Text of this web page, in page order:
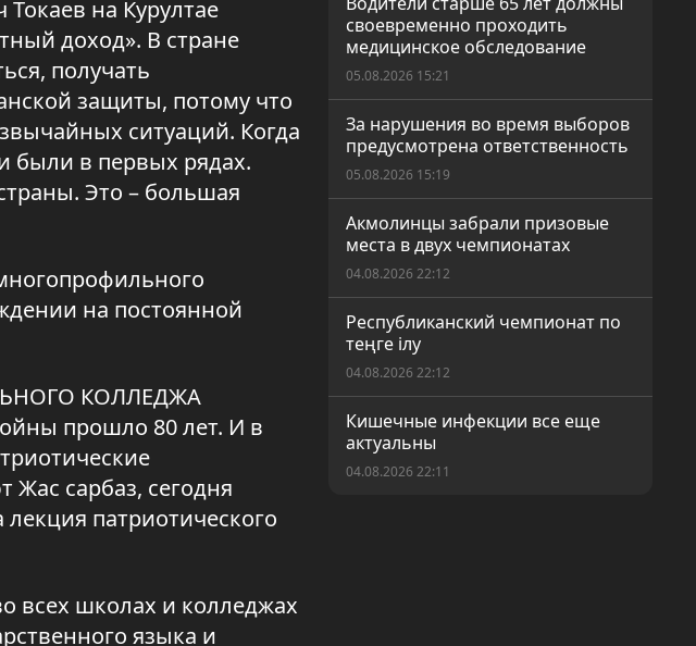
на Курултае
доход». В стране
получать
защиты, потому что
ситуаций. Когда
были в первых рядах.
Это – большая
на постоянной
КОЛЛЕДЖА
прошло 80 лет. И в
Жас сарбаз, сегодня
лекция патриотического
всех школах и колледжах
языка и
своевременно проходить
медицинское обследование
05.08.2026 15:21
За нарушения во время выборов
предусмотрена ответственность
05.08.2026 15:19
Акмолинцы забрали призовые
места в двух чемпионатах
04.08.2026 22:12
Республиканский чемпионат по
теңге ілу
04.08.2026 22:12
Кишечные инфекции все еще
актуальны
04.08.2026 22:11